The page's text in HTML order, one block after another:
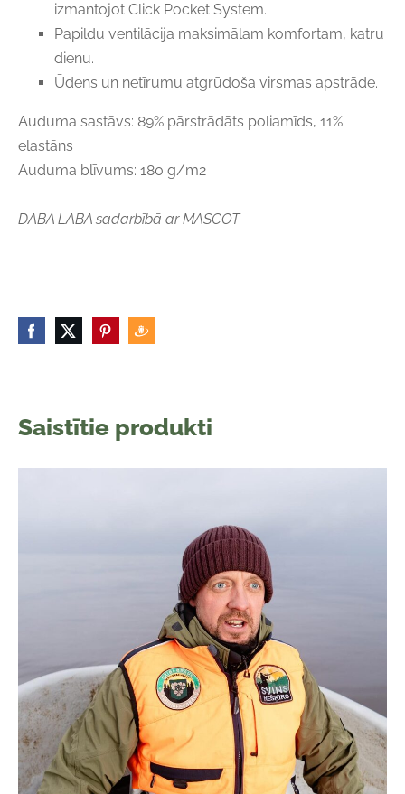
izmantojot Click Pocket System.
Papildu ventilācija maksimālam komfortam, katru
dienu.
Ūdens un netīrumu atgrūdoša virsmas apstrāde.
Auduma sastāvs: 89% pārstrādāts poliamīds, 11%
elastāns
Auduma blīvums: 180 g/m2
DABA LABA sadarbībā ar MASCOT
Saistītie produkti